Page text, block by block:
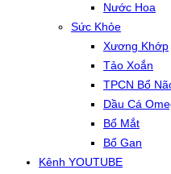
Nước Hoa
Sức Khỏe
Xương Khớp
Tảo Xoắn
TPCN Bổ
Dầu Cá
Bổ Mắt
Bổ Gan
Kênh YOUTUBE